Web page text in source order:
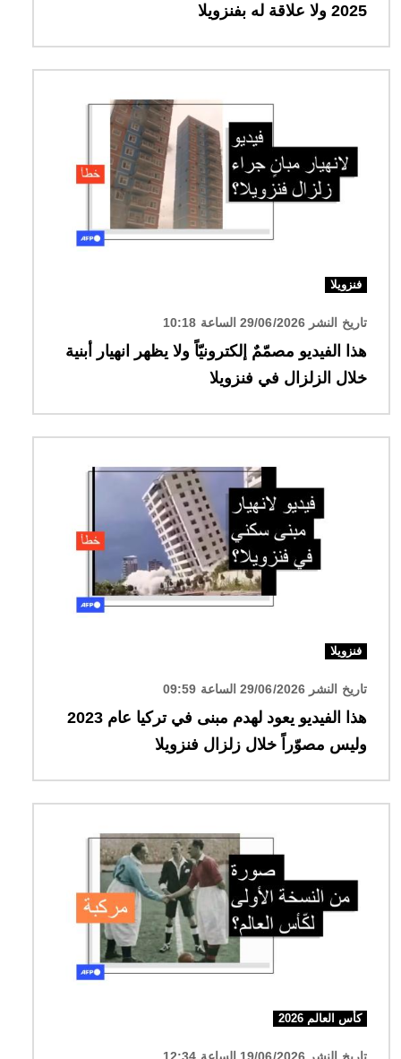
2025 ولا علاقة له بفنزويلا
فنزويلا
تاريخ النشر 29/06/2026 الساعة 10:18
هذا الفيديو مصمّمٌ إلكترونيّاً ولا يظهر انهيار أبنية
خلال الزلزال في فنزويلا
فنزويلا
تاريخ النشر 29/06/2026 الساعة 09:59
هذا الفيديو يعود لهدم مبنى في تركيا عام 2023
وليس مصوّراً خلال زلزال فنزويلا
كأس العالم 2026